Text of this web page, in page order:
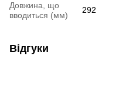
Довжина, що
вводиться (мм)
292
Відгуки